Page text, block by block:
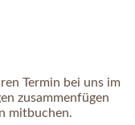
Termin bei uns im
zusammenfügen
mitbuchen.